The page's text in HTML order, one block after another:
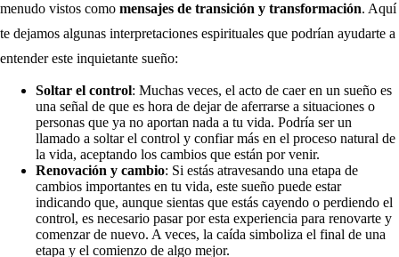
menudo vistos como mensajes de transición y transformación. Aquí
te dejamos algunas interpretaciones espirituales que podrían ayudarte a
entender este inquietante sueño:
Soltar el control: Muchas veces, el acto de caer en un sueño es
una señal de que es hora de dejar de aferrarse a situaciones o
personas que ya no aportan nada a tu vida. Podría ser un
llamado a soltar el control y confiar más en el proceso natural de
la vida, aceptando los cambios que están por venir.
Renovación y cambio: Si estás atravesando una etapa de
cambios importantes en tu vida, este sueño puede estar
indicando que, aunque sientas que estás cayendo o perdiendo el
control, es necesario pasar por esta experiencia para renovarte y
comenzar de nuevo. A veces, la caída simboliza el final de una
etapa y el comienzo de algo mejor.